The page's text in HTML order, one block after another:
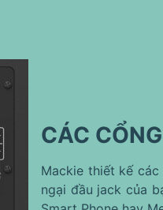
CÁC
Mackie thiết kế
ngại đầu jack của